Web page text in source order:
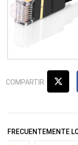
COMPARTIR:
FRECUENTEMENTE